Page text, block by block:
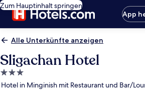
Zum Hauptinhalt springen
App
Alle Unterkünfte anzeigen
Sligachan Hotel
3.0-
Sterne-
Hotel in Minginish mit Restaurant und Bar/